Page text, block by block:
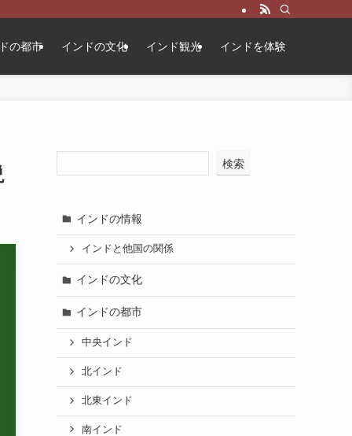
の都市 インドの文化 インド観光 インドを体験
検索
インドの情報
インドと他国の関係
インドの文化
インドの都市
中央インド
北インド
北東インド
南インド